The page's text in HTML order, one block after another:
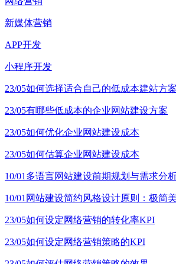
新媒体营销
APP开发
小程序开发
23/05如何选择适合自己的低成本建站方案
23/05有哪些低成本的企业网站建设方案
23/05如何优化企业网站建设成本
23/05如何估算企业网站建设成本
10/01 多语言网站建设前期规划与需求分
10/01 网站建设简约风格设计原则：极简
23/05如何设定网络营销的转化率KPI
23/05如何设定网络营销策略的KPI